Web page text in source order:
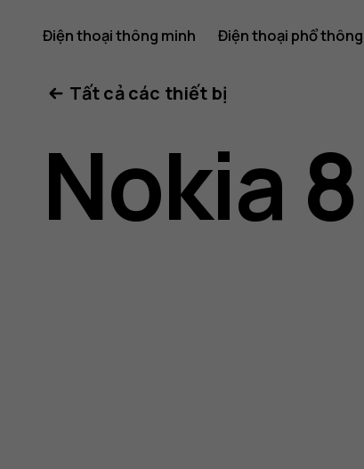
Hướng
dẫn
sử
Điện thoại thông minh Điện thoại phổ thông
Tất cả các thiết bị
Nokia